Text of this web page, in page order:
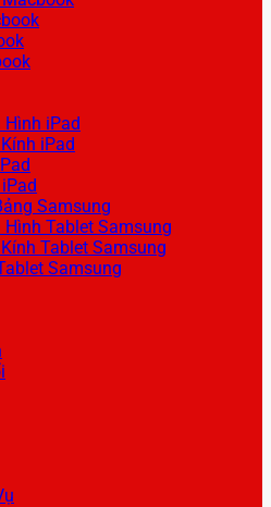
iPad
iPad
Samsung
Tablet Samsung
Tablet Samsung
Samsung